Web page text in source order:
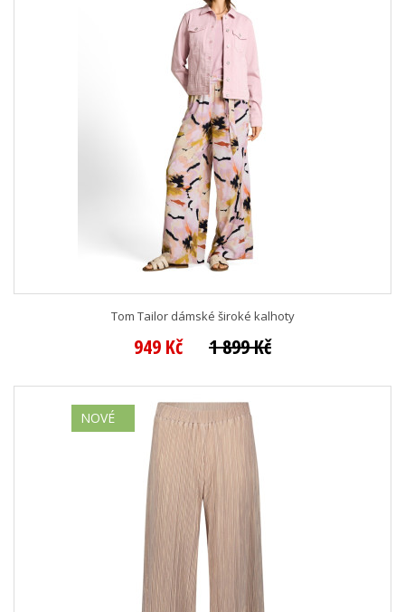
Tom Tailor dámské široké kalhoty
949 Kč 1 899 Kč
NOVÉ